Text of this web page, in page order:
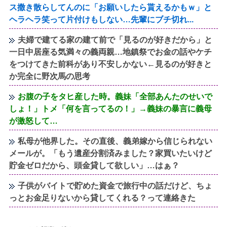
ス撒き散らしてんのに「お願いしたら貰えるかもｗ」と
ヘラヘラ笑って片付けもしない…先輩にブチ切れ...
夫婦で建てる家の建て前で「見るのが好きだから」と
一日中居座る気満々の義両親…地鎮祭でお金の話やケチ
をつけてきた前科があり不安しかない←見るのが好きと
か完全に野次馬の思考
お腹の子をタヒ産した時。義妹「全部あんたのせいで
しょ！」トメ「何を言ってるの！」→義妹の暴言に義母
が激怒して…
私母が他界した。その直後、義弟嫁から信じられない
メールが。「もう遺産分割済みました？家買いたいけど
貯金ゼロだから、頭金貸して欲しい」…はぁ？
子供がバイトで貯めた資金で旅行中の話だけど、ちょ
っとお金足りないから貸してくれる？って連絡きた